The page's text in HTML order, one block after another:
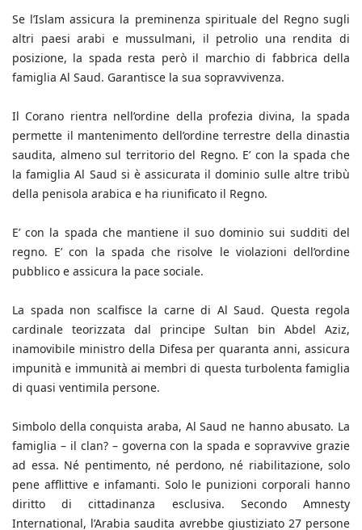
Se l’Islam assicura la preminenza spirituale del Regno sugli
altri paesi arabi e mussulmani, il petrolio una rendita di
posizione, la spada resta però il marchio di fabbrica della
famiglia Al Saud. Garantisce la sua sopravvivenza.
Il Corano rientra nell’ordine della profezia divina, la spada
permette il mantenimento dell’ordine terrestre della dinastia
saudita, almeno sul territorio del Regno. E’ con la spada che
la famiglia Al Saud si è assicurata il dominio sulle altre tribù
della penisola arabica e ha riunificato il Regno.
E’ con la spada che mantiene il suo dominio sui sudditi del
regno. E’ con la spada che risolve le violazioni dell’ordine
pubblico e assicura la pace sociale.
La spada non scalfisce la carne di Al Saud. Questa regola
cardinale teorizzata dal principe Sultan bin Abdel Aziz,
inamovibile ministro della Difesa per quaranta anni, assicura
impunità e immunità ai membri di questa turbolenta famiglia
di quasi ventimila persone.
Simbolo della conquista araba, Al Saud ne hanno abusato. La
famiglia – il clan? – governa con la spada e sopravvive grazie
ad essa. Né pentimento, né perdono, né riabilitazione, solo
pene afflittive e infamanti. Solo le punizioni corporali hanno
diritto di cittadinanza esclusiva. Secondo Amnesty
International, l’Arabia saudita avrebbe giustiziato 27 persone